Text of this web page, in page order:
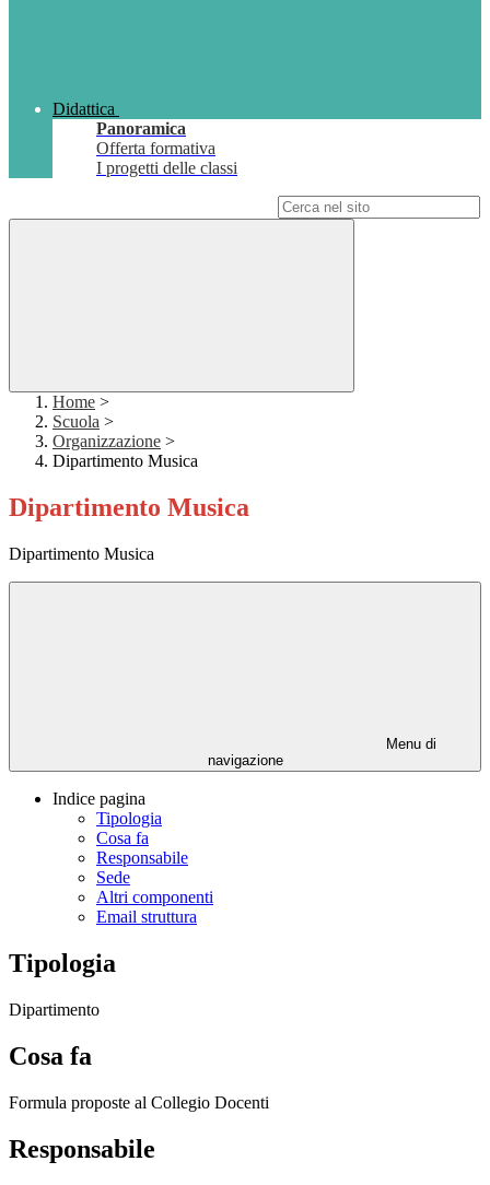
Didattica
Panoramica
Offerta formativa
I progetti delle classi
Home >
Scuola >
Organizzazione >
Dipartimento Musica
Dipartimento Musica
Dipartimento Musica
Menu di
navigazione
Indice pagina
Tipologia
Cosa fa
Responsabile
Sede
Altri componenti
Email struttura
Tipologia
Dipartimento
Cosa fa
Formula proposte al Collegio Docenti
Responsabile